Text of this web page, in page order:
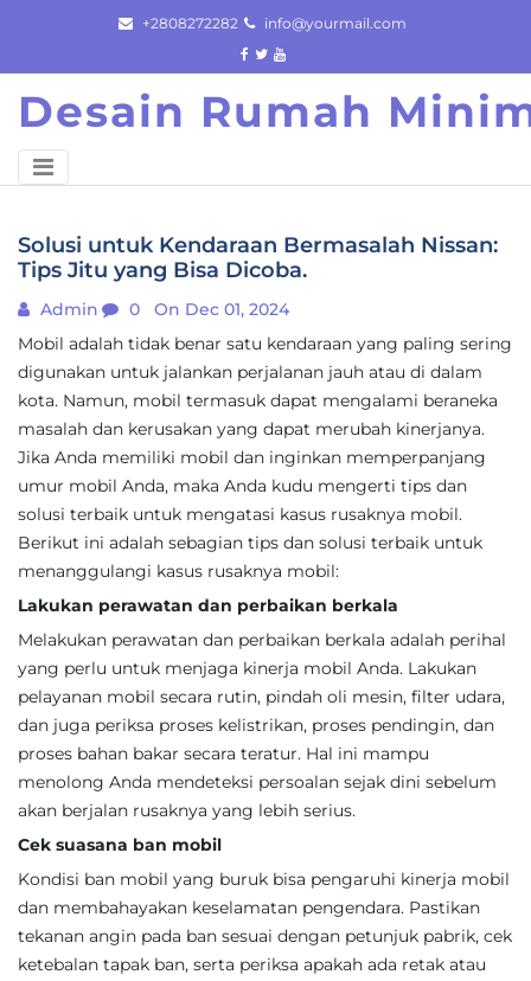
content
+2808272282 info@yourmail.com
Desain Rumah
Solusi untuk Kendaraan Bermasalah Nissan:
Tips Jitu yang Bisa Dicoba.
Admin 0
On Dec 01, 2024
Mobil adalah tidak benar satu kendaraan yang paling sering
digunakan untuk jalankan perjalanan jauh atau di dalam
kota. Namun, mobil termasuk dapat mengalami beraneka
masalah dan kerusakan yang dapat merubah kinerjanya.
Jika Anda memiliki mobil dan inginkan memperpanjang
umur mobil Anda, maka Anda kudu mengerti tips dan
solusi terbaik untuk mengatasi kasus rusaknya mobil.
Berikut ini adalah sebagian tips dan solusi terbaik untuk
menanggulangi kasus rusaknya mobil:
Lakukan perawatan dan perbaikan berkala
Melakukan perawatan dan perbaikan berkala adalah perihal
yang perlu untuk menjaga kinerja mobil Anda. Lakukan
pelayanan mobil secara rutin, pindah oli mesin, filter udara,
dan juga periksa proses kelistrikan, proses pendingin, dan
proses bahan bakar secara teratur. Hal ini mampu
menolong Anda mendeteksi persoalan sejak dini sebelum
akan berjalan rusaknya yang lebih serius.
Cek suasana ban mobil
Kondisi ban mobil yang buruk bisa pengaruhi kinerja mobil
dan membahayakan keselamatan pengendara. Pastikan
tekanan angin pada ban sesuai dengan petunjuk pabrik, cek
ketebalan tapak ban, serta periksa apakah ada retak atau